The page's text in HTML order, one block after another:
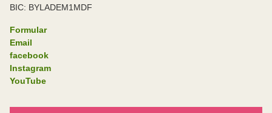
BIC: BYLADEM1MDF
Formular
Email
facebook
Instagram
YouTube